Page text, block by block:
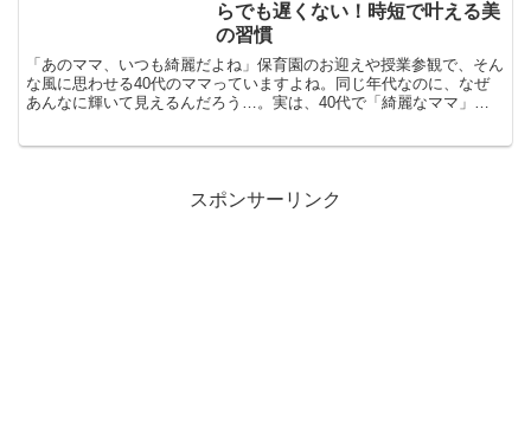
らでも遅くない！時短で叶える美
の習慣
「あのママ、いつも綺麗だよね」保育園のお迎えや授業参観で、そん
な風に思わせる40代のママっていますよね。同じ年代なのに、なぜ
あんなに輝いて見えるんだろう…。実は、40代で「綺麗なママ」と
スポンサーリンク